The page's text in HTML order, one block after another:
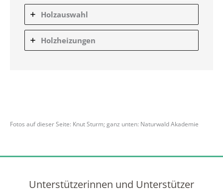
Holzauswahl
Holzheizungen
Fotos auf dieser Seite: Knut Sturm; ganz unten: Naturwald Akademie
Unterstützerinnen und Unterstützer